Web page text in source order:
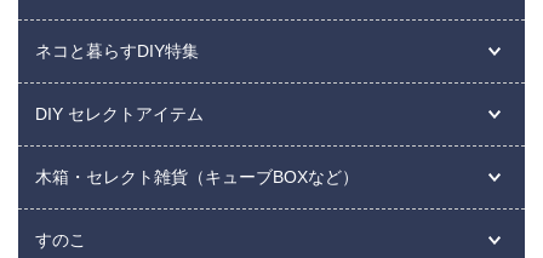
ネコと暮らすDIY特集
DIY セレクトアイテム
木箱・セレクト雑貨（キューブBOXなど）
すのこ